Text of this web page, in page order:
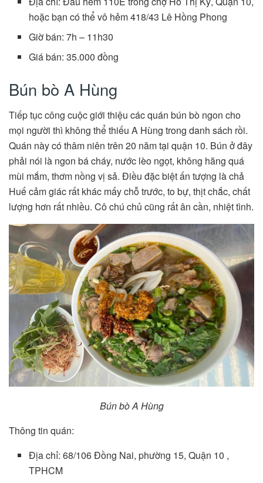
hoặc bạn có thể vô hẻm 418/43 Lê Hồng Phong
Giờ bán: 7h – 11h30
Giá bán: 35.000 đồng
Bún bò A Hùng
Tiếp tục công cuộc giới thiệu các quán bún bò ngon cho
mọi người thì không thể thiếu A Hùng trong danh sách rồi.
Quán này có thâm niên trên 20 năm tại quận 10. Bún ở đây
phải nói là ngon bá cháy, nước lèo ngọt, không hăng quá
mùi mắm, thơm nồng vị sả. Điều đặc biệt ấn tượng là chả
Huế cảm giác rất khác mấy chỗ trước, to bự, thịt chắc, chất
lượng hơn rất nhiều. Cô chú chủ cũng rất ân cần, nhiệt tình.
Bún bò A Hùng
Thông tin quán:
Địa chỉ: 68/106 Đồng Nai, phường 15, Quận 10 ,
TPHCM